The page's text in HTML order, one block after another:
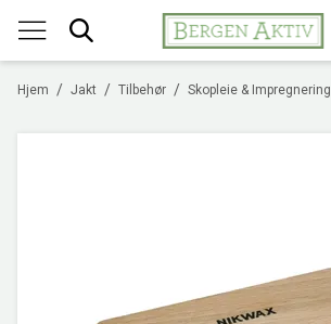
/
Hjem /
Jakt /
Tilbehør Skopleie & Impregnering